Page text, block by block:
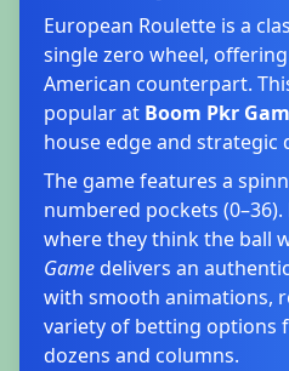
European Roulette is a
single zero wheel,
American counterpart.
popular at Boom Pkr
house edge and strategic
The game features a
numbered pockets
where they think the ball
Gamedelivers an
with smooth animations,
variety of betting options
dozens and columns.